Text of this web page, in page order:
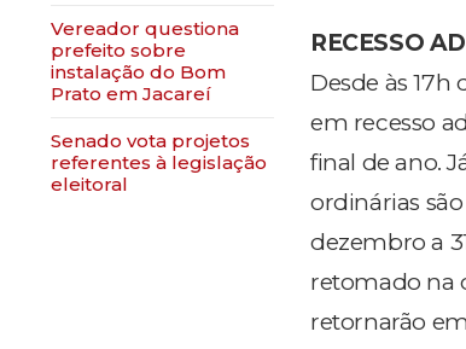
Vereador questiona
prefeito sobre
instalação do Bom
Prato em Jacareí
Senado vota projetos
referentes à legislação
eleitoral
RECESSO
Desde às 17h
em recesso
final de ano.
ordinárias
dezembro a
retomado na
retornarão